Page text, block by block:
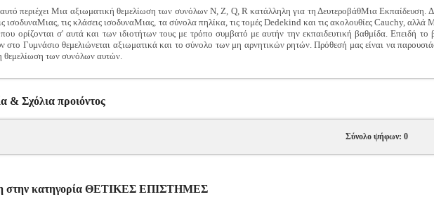
περιέχει Μια αξιωματική θεμελίωση των συνόλων N, Z, Q, R κατάλληλη για τη ΔευτεροβάθΜια Εκπαίδευση.
ισοδυναΜιας, τις κλάσεις ισοδυναΜιας, τα σύνολα πηλίκα, τις τομές Dedekind και τις ακολουθίες Cauchy,
ορίζονται σ' αυτά και των ιδιοτήτων τους με τρόπο συμβατό με αυτήν την εκπαιδευτική βαθμίδα. Επειδή το
στο Γυμνάσιο θεμελιώνεται αξιωματικά και το σύνολο των μη αρνητικών ρητών. Πρόθεσή μας είναι να
θεμελίωση των συνόλων αυτών.
& Σχόλια προιόντος
Σύνολο ψήφων: 0
στην κατηγορία ΘΕΤΙΚΕΣ ΕΠΙΣΤΗΜΕΣ